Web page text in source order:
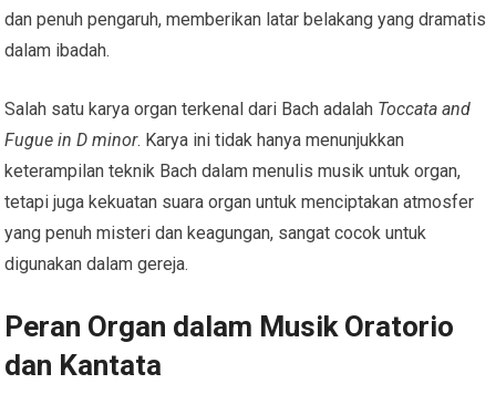
dan penuh pengaruh, memberikan latar belakang yang dramatis
dalam ibadah.
Salah satu karya organ terkenal dari Bach adalah Toccata and
Fugue in D minor. Karya ini tidak hanya menunjukkan
keterampilan teknik Bach dalam menulis musik untuk organ,
tetapi juga kekuatan suara organ untuk menciptakan atmosfer
yang penuh misteri dan keagungan, sangat cocok untuk
digunakan dalam gereja.
Peran Organ dalam Musik Oratorio
dan Kantata